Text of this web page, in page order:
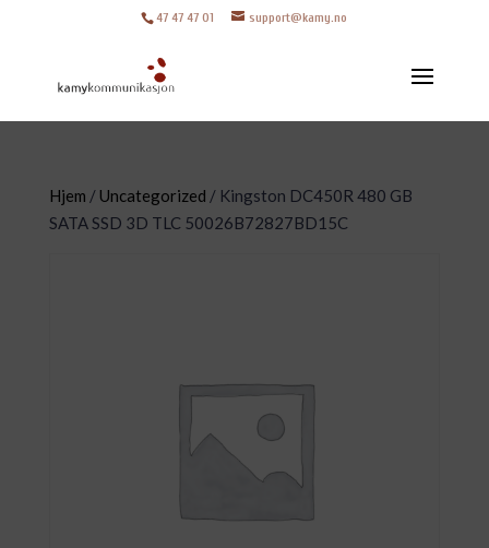
47 47 47 01 support@kamy.no
Hjem / Uncategorized / Kingston DC450R 480 GB
SATA SSD 3D TLC 50026B72827BD15C